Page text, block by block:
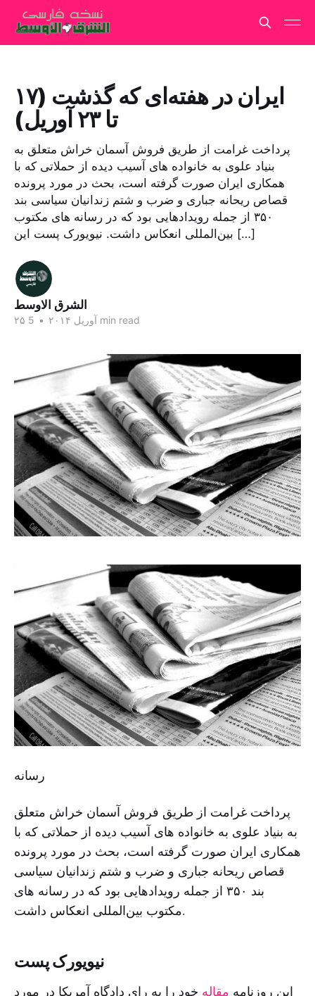
ایران در هفته‌ای که گذشت (۱۷
تا ۲۳ آوریل)
پرداخت غرامت از طریق فروش آسمان خراش متعلق به
بنیاد علوی به خانواده های آسیب دیده از حملاتی که با
همکاری ایران صورت گرفته است، بحث در مورد پرونده
قصاص ریحانه جباری و ضرب و شتم زندانیان سیاسی بند
۳۵۰ از جمله رویدادهایی بود که در رسانه‌ های مکتوب
بین‌المللی انعکاس داشت. نیویورک پست این […]
الشرق الاوسط
۲۵ آوریل ۲۰۱۴ • 5 min read
رسانه
پرداخت غرامت از طریق فروش آسمان خراش متعلق
به بنیاد علوی به خانواده های آسیب دیده از حملاتی که با
همکاری ایران صورت گرفته است، بحث در مورد پرونده
قصاص ریحانه جباری و ضرب و شتم زندانیان سیاسی
بند ۳۵۰ از جمله رویدادهایی بود که در رسانه‌ های
مکتوب بین‌المللی انعکاس داشت.
نیویورک پست
این روزنامه مقاله خود را به رای دادگاه آمریکا در مورد